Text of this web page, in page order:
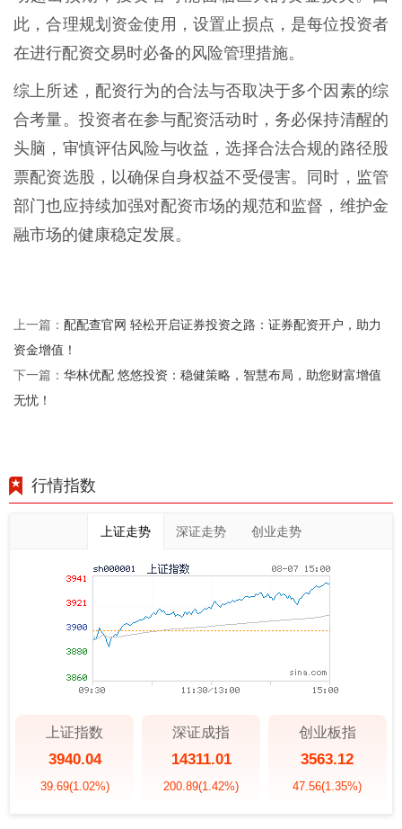
此，合理规划资金使用，设置止损点，是每位投资者
在进行配资交易时必备的风险管理措施。
综上所述，配资行为的合法与否取决于多个因素的综
合考量。投资者在参与配资活动时，务必保持清醒的
头脑，审慎评估风险与收益，选择合法合规的路径股
票配资选股，以确保自身权益不受侵害。同时，监管
部门也应持续加强对配资市场的规范和监督，维护金
融市场的健康稳定发展。
上一篇： 配配查官网 轻松开启证券投资之路：证券配资开户，助力
资金增值！
下一篇： 华林优配 悠悠投资：稳健策略，智慧布局，助您财富增值
无忧！
行情指数
上证走势 深证走势 创业走势
上证指数
3940.04
39.69(1.02%)
深证成指
14311.01
200.89(1.42%)
创业板指
3563.12
47.56(1.35%)